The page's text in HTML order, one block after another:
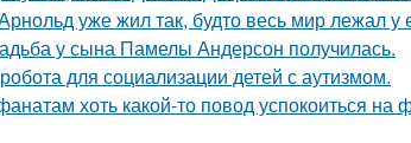
уже жил так, будто весь мир лежал у
у сына Памелы Андерсон получилась.
для социализации детей с аутизмом.
хоть какой-то повод успокоиться на